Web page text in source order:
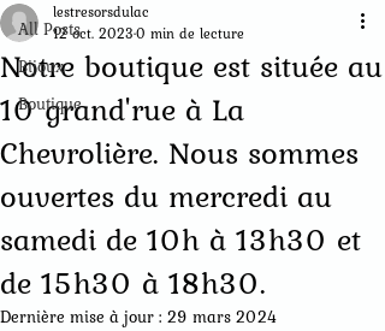
All Posts
Bijoux
Boutique
Notre boutique est située au
10 grand'rue à La
Chevrolière. Nous sommes
ouvertes du mercredi au
samedi de 10h à 13h30 et
de 15h30 à 18h30.
lestresorsdulac
12 oct. 20230 min de lecture
Dernière mise à jour : 29 mars 2024